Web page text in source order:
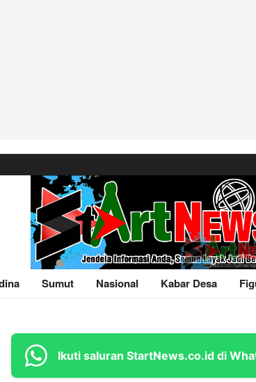
Sumut Nasional Kabar Desa
Ikuti saluran StartNews.co.id di